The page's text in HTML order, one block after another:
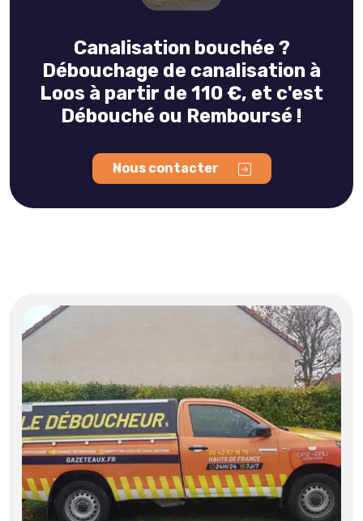
Canalisation bouchée ?
Débouchage de canalisation à
Loos à partir de 110 €, et c'est
Débouché ou Remboursé !
Nous contacter